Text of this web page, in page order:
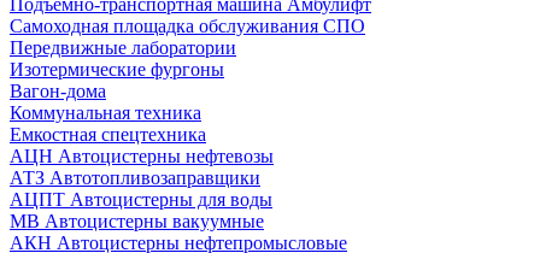
Подъемно-транспортная машина Амбулифт
Самоходная площадка обслуживания СПО
Передвижные лаборатории
Изотермические фургоны
Вагон-дома
Коммунальная техника
Емкостная спецтехника
АЦН Автоцистерны нефтевозы
АТЗ Автотопливозаправщики
АЦПТ Автоцистерны для воды
МВ Автоцистерны вакуумные
АКН Автоцистерны нефтепромысловые